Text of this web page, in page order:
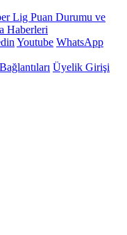
Lig Puan Durumu ve
Haberleri
Youtube WhatsApp
Üyelik Girişi